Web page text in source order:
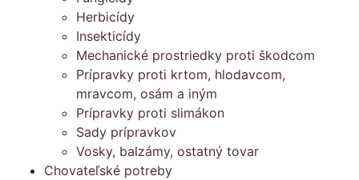
Herbicídy
Insekticídy
Mechanické prostriedky proti škodcom
Prípravky proti krtom, hlodavcom,
mravcom, osám a iným
Prípravky proti slimákon
Sady prípravkov
Vosky, balzámy, ostatný tovar
Chovateľské potreby